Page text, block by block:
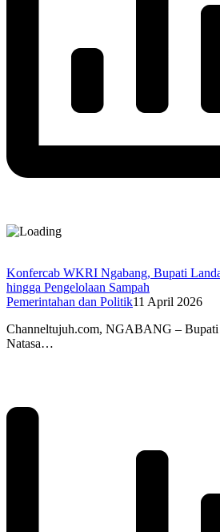
Konfercab WKRI Ngabang, Bupati
hingga Pengelolaan Sampah
Pemerintahan dan Politik11 April 2026
Channeltujuh.com, NGABANG –
Natasa…